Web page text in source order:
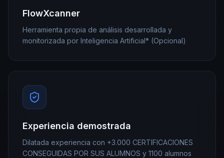
FlowXcanner
Herramienta propia de análisis desarrollada y
monitorizada por Inteligencia Artificial* (Opcional)
Experiencia demostrada
Dilatada experiencia con +3.000 CERTIFICACIONES
CONSEGUIDAS POR SUS ALUMNOS y 1100 alumnos